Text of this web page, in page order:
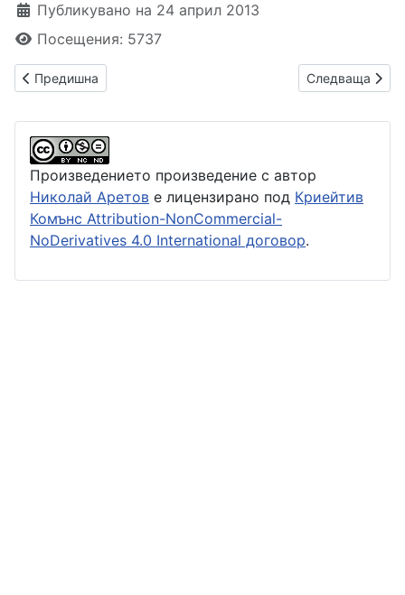
Публикувано на 24 април 2013
Посещения: 5737
Предишна статия: Още веднъж за многообразието на
Предишна Следваща
Следваща
Произведението произведение с автор
Николай Аретов е лицензирано под Криейтив
Комънс Attribution-NonCommercial-
NoDerivatives 4.0 International договор.